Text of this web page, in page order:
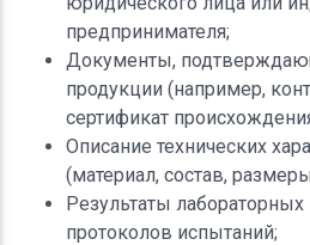
предпринимателя;
Документы,
продукции (например,
сертификат
Описание технических
(материал, состав,
Результаты
протоколов испытаний;